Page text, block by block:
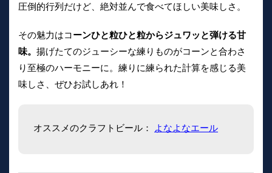
圧倒的行列だけど、絶対並んで食べてほしい美味しさ。
その魅力はコ ーンひと粒ひと粒からジュワッと弾ける甘
味。 揚げたてのジューシーな練りものがコーンと合わさ
り至極のハーモニーに。練りに練られた計算を感じる美
味しさ、ぜひお試しあれ！
オススメのクラフトビール： よなよなエール